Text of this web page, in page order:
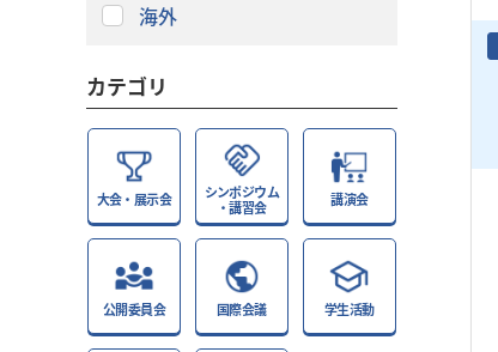
海外
カテゴリ
大会・展示会
シンポジウム
・講習会
講演会
公開委員会 国際会議 学生活動